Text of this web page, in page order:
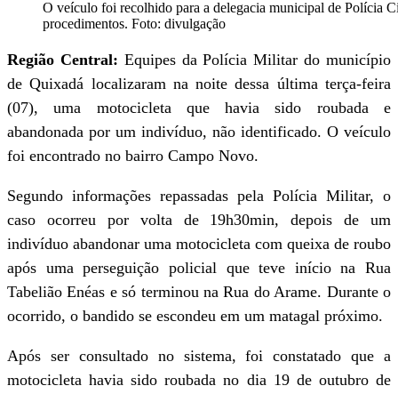
O veículo foi recolhido para a delegacia municipal de Polícia
procedimentos. Foto: divulgação
Região Central: Equipes da Polícia Militar do município
de Quixadá localizaram na noite dessa última terça-feira
(07), uma motocicleta que havia sido roubada e
abandonada por um indivíduo, não identificado. O veículo
foi encontrado no bairro Campo Novo.
Segundo informações repassadas pela Polícia Militar, o
caso ocorreu por volta de 19h30min, depois de um
indivíduo abandonar uma motocicleta com queixa de roubo
após uma perseguição policial que teve início na Rua
Tabelião Enéas e só terminou na Rua do Arame. Durante o
ocorrido, o bandido se escondeu em um matagal próximo.
Após ser consultado no sistema, foi constatado que a
motocicleta havia sido roubada no dia 19 de outubro de